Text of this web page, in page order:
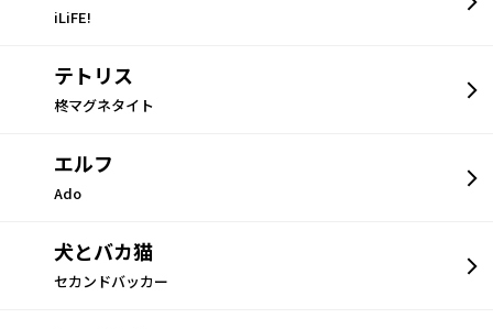
iLiFE!
テトリス
柊マグネタイト
エルフ
Ado
犬とバカ猫
セカンドバッカー